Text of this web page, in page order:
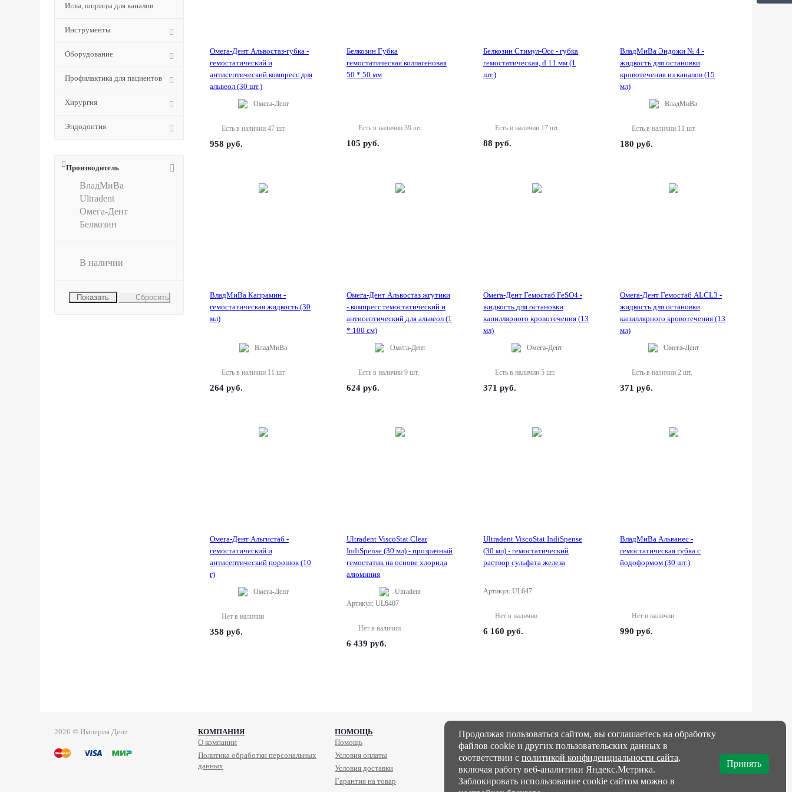
Иглы, шприцы для каналов
Инструменты
Оборудование
Профилактика для пациентов
Хирургия
Эндодонтия
Производитель
ВладМиВа
Ultradent
Омега-Дент
Белкозин
В наличии
Сбросить
Омега-Дент Альвостаз-губка -
гемостатический и
антисептический компресс для
альвеол (30 шт.)
Омега-Дент
Есть в наличии 47 шт.
958 руб.
Белкозин Губка
гемостатическая коллагеновая
50 * 50 мм
Есть в наличии 39 шт.
105 руб.
Белкозин Стимул-Осс - губка
гемостатическая, d 11 мм (1
шт.)
Есть в наличии 17 шт.
88 руб.
ВладМиВа Эндожи № 4 -
жидкость для остановки
кровотечения из каналов (15
мл)
ВладМиВа
Есть в наличии 11 шт.
180 руб.
ВладМиВа Капрамин -
гемостатическая жидкость (30
мл)
ВладМиВа
Есть в наличии 11 шт.
264 руб.
Омега-Дент Альвостаз жгутики
- компресс гемостатический и
антисептический для альвеол (1
* 100 см)
Омега-Дент
Есть в наличии 9 шт.
624 руб.
Омега-Дент Гемостаб FeSO4 -
жидкость для остановки
капиллярного кровотечения (13
мл)
Омега-Дент
Есть в наличии 5 шт.
371 руб.
Омега-Дент Гемостаб ALCL3 -
жидкость для остановки
капиллярного кровотечения (13
мл)
Омега-Дент
Есть в наличии 2 шт.
371 руб.
Омега-Дент Альгистаб -
гемостатический и
антисептический порошок (10
г)
Омега-Дент
Нет в наличии
358 руб.
Ultradent ViscoStat Clear
IndiSpense (30 мл) - прозрачный
гемостатик на основе хлорида
алюминия
Ultradent
Артикул: UL6407
Нет в наличии
6 439 руб.
Ultradent ViscoStat IndiSpense
(30 мл) - гемостатический
раствор сульфата железа
Артикул: UL647
Нет в наличии
6 160 руб.
ВладМиВа Альванес -
гемостатическая губка с
йодоформом (30 шт.)
Нет в наличии
990 руб.
2026 © Империя Дент КОМПАНИЯ
ПОМОЩЬ
О компании
Политика обработки персональных
данных
Помощь
Условия оплаты
Условия доставки
Гарантия на товар
Производители
8 (800) 555-30-98
8 (862)227-09-90
ЗАКАЗАТЬ ЗВОНОК
Продолжая пользоваться сайтом, вы соглашаетесь на обработку
файлов cookie и других пользовательских данных в
соответствии с политикой конфиденциальности сайта,
включая работу веб-аналитики Яндекс.Метрика.
Заблокировать использование cookie сайтом можно в
Принять